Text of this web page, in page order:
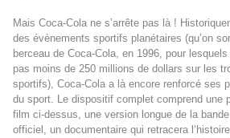
Mais Coca-Cola ne s’arrête pas là !
des évènements sportifs planétaires (qu’on
berceau de Coca-Cola, en 1996, pour
pas moins de 250 millions de dollars sur les
sportifs), Coca-Cola a là encore renforcé ses
du sport. Le dispositif complet comprend une
film ci-dessus, une version longue de la
officiel, un documentaire qui retracera